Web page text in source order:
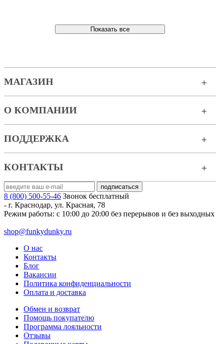
Показать все
МАГАЗИН
О КОМПАНИИ
ПОДДЕРЖКА
КОНТАКТЫ
8 (800) 500-55-46 Звонок бесплатный
- г. Краснодар, ул. Красная, 78
Режим работы: с 10:00 до 20:00 без перерывов и без выходных
shop@funkydunky.ru
О нас
Контакты
Блог
Вакансии
Политика конфиденциальности
Оплата и доставка
Обмен и возврат
Помощь покупателю
Программа лояльности
Отзывы